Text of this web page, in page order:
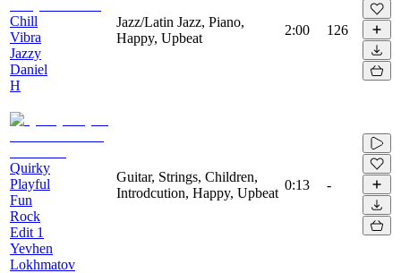
Chill
Vibra
Jazzy
Daniel
H
Jazz/Latin Jazz, Piano,
Happy, Upbeat
2:00 126
Quirky
Playful
Fun
Rock
Edit 1
Yevhen
Lokhmatov
Guitar, Strings, Children,
Introdcution, Happy, Upbeat
0:13 -